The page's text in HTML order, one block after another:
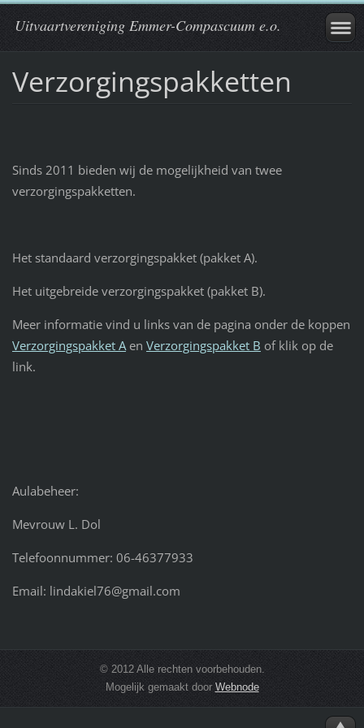
Uitvaartvereniging Emmer-Compascuum e.o.
Verzorgingspakketten
Sinds 2011 bieden wij de mogelijkheid van twee
verzorgingspakketten.
Het standaard verzorgingspakket (pakket A).
Het uitgebreide verzorgingspakket (pakket B).
Meer informatie vind u links van de pagina onder de koppen
Verzorgingspakket Aen Verzorgingspakket B of klik op de
link.
Aulabeheer:
Mevrouw L. Dol
Telefoonnummer: 06-46377933
Email: lindakiel76@gmail.com
© 2012 Alle rechten voorbehouden.
Mogelijk gemaakt door Webnode